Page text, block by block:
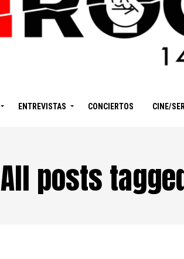
ENTREVISTAS CONCIERTOS CINE/
All posts